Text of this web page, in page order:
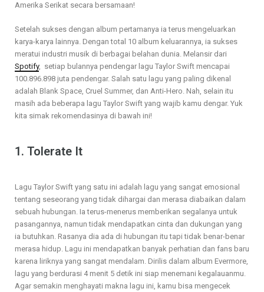
Amerika Serikat secara bersamaan!
Setelah sukses dengan album pertamanya ia terus mengeluarkan
karya-karya lainnya. Dengan total 10 album keluarannya, ia sukses
meratui industri musik di berbagai belahan dunia. Melansir dari
Spotify, setiap bulannya pendengar lagu Taylor Swift mencapai
100.896.898 juta pendengar. Salah satu lagu yang paling dikenal
adalah Blank Space, Cruel Summer, dan Anti-Hero. Nah, selain itu
masih ada beberapa lagu Taylor Swift yang wajib kamu dengar. Yuk
kita simak rekomendasinya di bawah ini!
1. Tolerate It
Lagu Taylor Swift yang satu ini adalah lagu yang sangat emosional
tentang seseorang yang tidak dihargai dan merasa diabaikan dalam
sebuah hubungan. Ia terus-menerus memberikan segalanya untuk
pasangannya, namun tidak mendapatkan cinta dan dukungan yang
ia butuhkan. Rasanya dia ada di hubungan itu tapi tidak benar-benar
merasa hidup. Lagu ini mendapatkan banyak perhatian dan fans baru
karena liriknya yang sangat mendalam. Dirilis dalam album Evermore,
lagu yang berdurasi 4 menit 5 detik ini siap menemani kegalauanmu.
Agar semakin menghayati makna lagu ini, kamu bisa mengecek